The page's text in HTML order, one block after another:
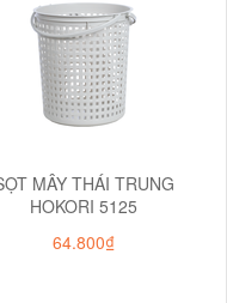
MÂY THÁI TRUNG
HOKORI 5125
64.800₫